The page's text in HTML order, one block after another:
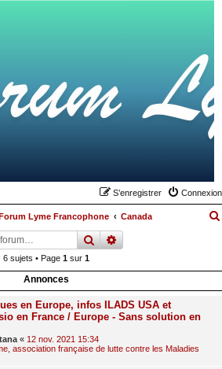
Connexion
S’enregistrer
Lyme Francophone Canada
rechercher
recherche
6 sujets • Page 1 sur 1
Annonces
en Europe, infos ILADS USA et
en France / Europe - Sans solution en
« 12 nov. 2021 15:34
association française de lutte contre les Maladies